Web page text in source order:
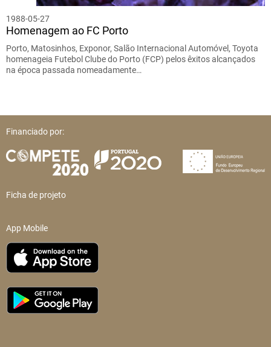
1988-05-27
Homenagem ao FC Porto
Porto, Matosinhos, Exponor, Salão Internacional Automóvel, Toyota
homenageia Futebol Clube do Porto (FCP) pelos êxitos alcançados
na época passada nomeadamente…
Financiado por:
Ficha de projeto
App Mobile